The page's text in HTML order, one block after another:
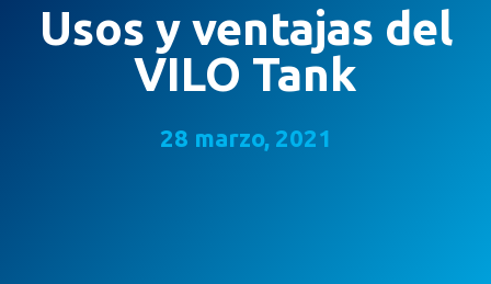
Usos y ventajas del
VILO Tank
28 marzo, 2021